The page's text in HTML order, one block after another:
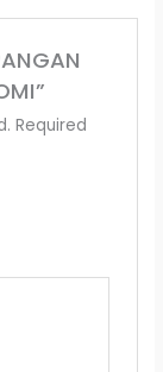
Required